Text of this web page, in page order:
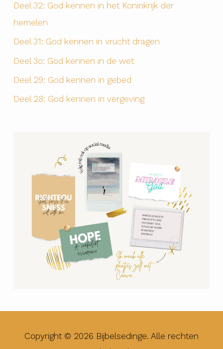
Deel 32: God kennen in het Koninkrijk der
hemelen
Deel 31: God kennen in vrucht dragen
Deel 3o: God kennen in de wet
Deel 29: God kennen in gebed
Deel 28: God kennen in vergeving
Copyright © 2026 Bijbelsedinge. Alle rechten